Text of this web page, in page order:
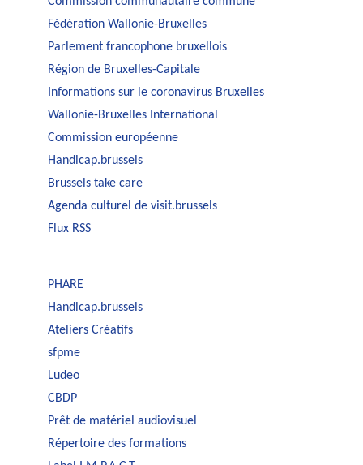
Fédération Wallonie-Bruxelles
Parlement francophone bruxellois
Région de Bruxelles-Capitale
Informations sur le coronavirus Bruxelles
Wallonie-Bruxelles International
Commission européenne
Handicap.brussels
Brussels take care
Agenda culturel de visit.brussels
Flux RSS
PHARE
Handicap.brussels
Ateliers Créatifs
sfpme
Ludeo
CBDP
Prêt de matériel audiovisuel
Répertoire des formations